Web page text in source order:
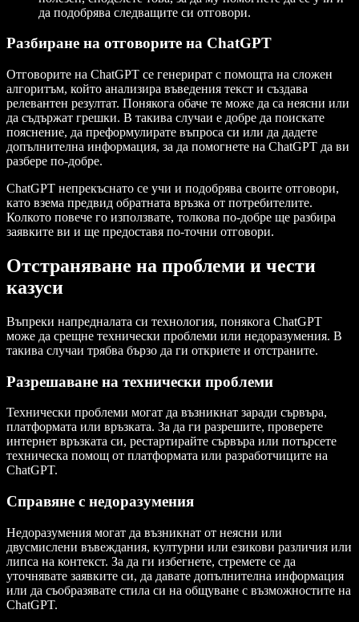
да подобрява следващите си отговори.
Разбиране на отговорите на ChatGPT
Отговорите на ChatGPT се генерират с помощта на сложен
алгоритъм, който анализира въведения текст и създава
релевантен резултат. Понякога обаче те може да са неясни или
да съдържат грешки. В такива случаи е добре да поискате
пояснение, да преформулирате въпроса си или да дадете
допълнителна информация, за да помогнете на ChatGPT да ви
разбере по-добре.
ChatGPT непрекъснато се учи и подобрява своите отговори,
като взема предвид обратната връзка от потребителите.
Колкото повече го използвате, толкова по-добре ще разбира
заявките ви и ще предоставя по-точни отговори.
Отстраняване на проблеми и чести
казуси
Въпреки напредналата си технология, понякога ChatGPT
може да срещне технически проблеми или недоразумения. В
такива случаи трябва бързо да ги откриете и отстраните.
Разрешаване на технически проблеми
Технически проблеми могат да възникнат заради сървъра,
платформата или връзката. За да ги разрешите, проверете
интернет връзката си, рестартирайте сървъра или потърсете
техническа помощ от платформата или разработчиците на
ChatGPT.
Справяне с недоразумения
Недоразумения могат да възникнат от неясни или
двусмислени въвеждания, културни или езикови различия или
липса на контекст. За да ги избегнете, стремете се да
уточнявате заявките си, да давате допълнителна информация
или да съобразявате стила си на общуване с възможностите на
ChatGPT.